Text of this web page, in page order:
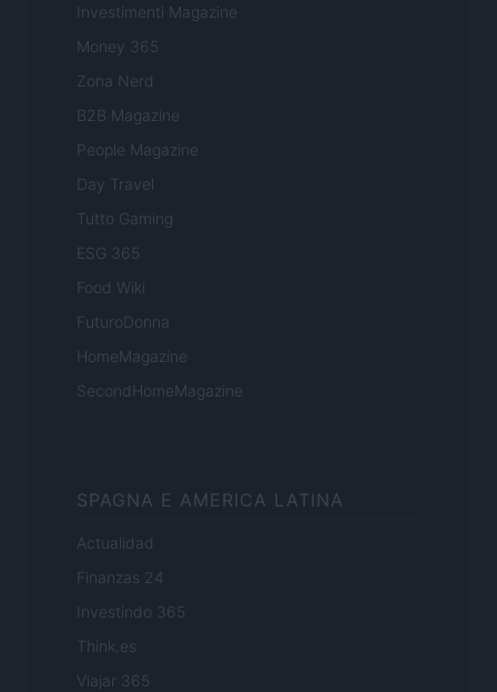
Investimenti Magazine
Money 365
Zona Nerd
B2B Magazine
People Magazine
Day Travel
Tutto Gaming
ESG 365
Food Wiki
FuturoDonna
HomeMagazine
SecondHomeMagazine
SPAGNA E AMERICA LATINA
Actualidad
Finanzas 24
Investindo 365
Think.es
Viajar 365